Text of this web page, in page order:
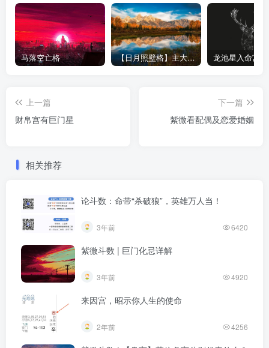
马落空亡格 【日月照壁格】主大富-紫微斗数格局
上一篇
财帛宫有巨门星
下一篇
紫微看配偶及恋爱婚姻
相关推荐
论斗数：命带“杀破狼”，英雄万人当！
3年前 6420
紫微斗数 | 巨门化忌详解
3年前 4920
来因宫，昭示你人生的使命
2年前 4256